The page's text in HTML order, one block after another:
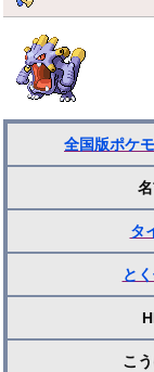
全国版ポケ
タ
と
こ